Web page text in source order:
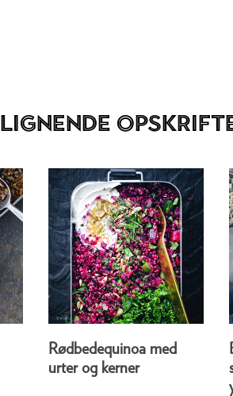
Lignende
Rødbedequinoa med
urter og kerner